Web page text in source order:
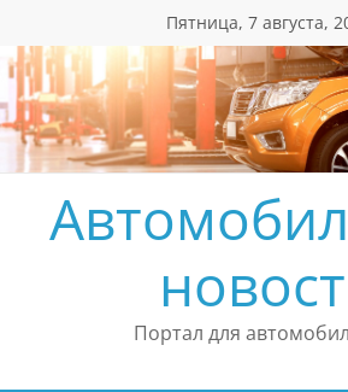
содержимому
Пятница, 7 августа,
Портал для